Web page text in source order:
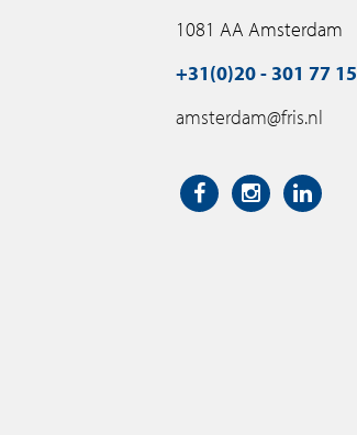
1081 AA Amsterdam
+31(0)20 - 301 77 15
amsterdam@fris.nl